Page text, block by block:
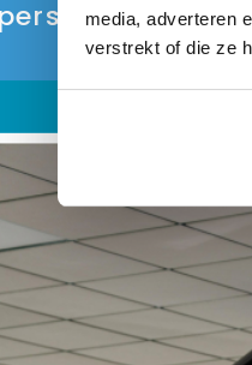
media, adverteren
verstrekt of die ze
uit ons